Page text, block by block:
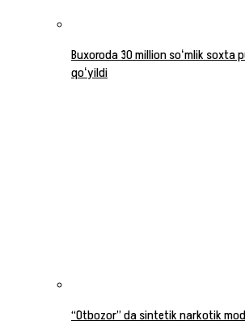
Buxoroda 30 million soʻmlik soxta
qoʻyildi
“Otbozor” da sintetik narkotik